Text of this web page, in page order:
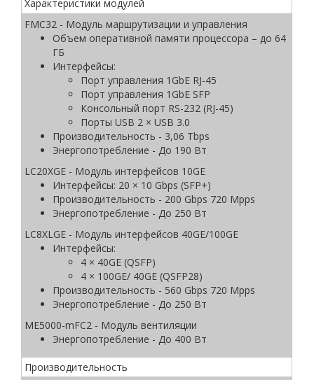
Характеристики модулей
FMC32 - Модуль маршрутизации и управления
Объем оперативной памяти процессора – до 64
ГБ
Интерфейсы:
Порт управления 1GbE RJ-45
Порт управления 1GbE SFP
Консольный порт RS-232 (RJ-45)
Порты USB 2 × USB 3.0
Производительность - 3,06 Tbps
Энергопотребление - До 190 Вт
LC20XGE - Модуль интерфейсов 10GE
Интерфейсы: 20 × 10 Gbps (SFP+)
Производительность - 200 Gbps 720 Mpps
Энергопотребление - До 250 Вт
LC8XLGE - Модуль интерфейсов 40GE/100GE
Интерфейсы:
4 × 40GE (QSFP)
4 × 100GE/ 40GE (QSFP28)
Производительность - 560 Gbps 720 Mpps
Энергопотребление - До 250 Вт
ME5000-mFC2 - Модуль вентиляции
Энергопотребление - До 400 Вт
Производительность